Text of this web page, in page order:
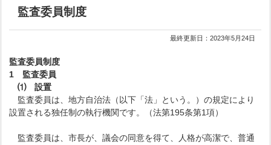
監査委員制度
最終更新日：2023年5月24日
監査委員制度
1 監査委員
⑴設置
監査委員は、地方自治法（以下「法」という。）の規定により
設置される独任制の執行機関です。（法第195条第1項）
監査委員は、市長が、議会の同意を得て、人格が高潔で、普通